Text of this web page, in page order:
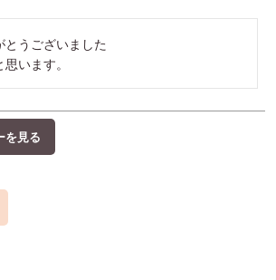
うございました
います。
を見る